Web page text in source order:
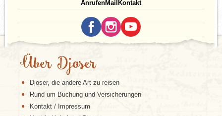
Die schottischen Highlands sind eine majestätische
und ungezähmte Landschaft,die von schroffen
Bergen, tiefen Tälern und schimmernden Seen
geprägt ist. Diese Region beherbergt einige der
bekanntesten Naturwunder Schottlands, darunter den
Ben Nevis, den höchsten Berg Großbritanniens, und
Loch Ness, berühmt für sein mythisches Monster
. Besucher der Highlands können viele
atemberaubende Wanderungen unternehmen,
malerische Sonnenuntergänge über dramatischen
Aussichten erleben und in das reiche Kulturerbe der
AnrufenMailKontakt
Über Djoser
Djoser, die andere Art zu reisen
Rund um Buchung und Versicherungen
Kontakt / Impressum